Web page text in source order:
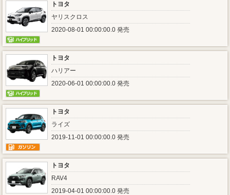
トヨタ
ヤリスクロス
2020-08-01 00:00:00.0 発売
トヨタ
ハリアー
2020-06-01 00:00:00.0 発売
トヨタ
ライズ
2019-11-01 00:00:00.0 発売
トヨタ
RAV4
2019-04-01 00:00:00.0 発売